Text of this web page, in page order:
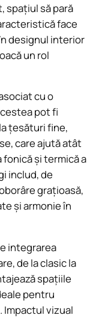
spațiul să pară
face
designul interior
un rol
cu o
pot fi
țesături fine,
care ajută atât
fonică și termică a
includ, de
grațioasă,
și armonie în
integrarea
de la clasic la
spațiile
pentru
Impactul vizual